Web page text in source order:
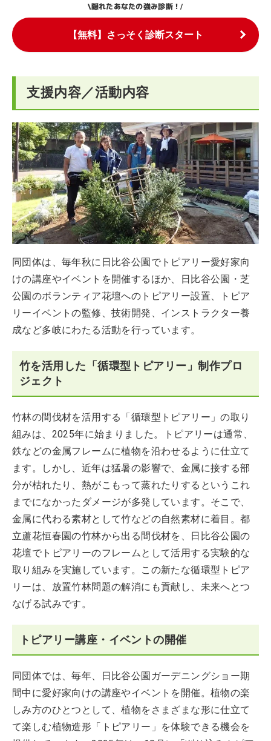
\隠れたあなたの強み診断！/
【無料】さっそく診断スタート
支援内容／活動内容
同団体は、毎年秋に日比谷公園でトピアリー愛好家向
けの講座やイベントを開催するほか、日比谷公園・芝
公園のボランティア花壇へのトピアリー設置、トピア
リーイベントの監修、技術開発、インストラクター養
成など多岐にわたる活動を行っています。
竹を活用した「循環型トピアリー」制作プロ
ジェクト
竹林の間伐材を活用する「循環型トピアリー」の取り
組みは、2025年に始まりました。トピアリーは通常、
鉄などの金属フレームに植物を沿わせるように仕立て
ます。しかし、近年は猛暑の影響で、金属に接する部
分が枯れたり、熱がこもって蒸れたりするというこれ
までになかったダメージが多発しています。そこで、
金属に代わる素材として竹などの自然素材に着目。都
立蘆花恒春園の竹林から出る間伐材を、日比谷公園の
花壇でトピアリーのフレームとして活用する実験的な
取り組みを実施しています。この新たな循環型トピア
リーは、放置竹林問題の解消にも貢献し、未来へとつ
なげる試みです。
トピアリー講座・イベントの開催
同団体では、毎年、日比谷公園ガーデニングショー期
間中に愛好家向けの講座やイベントを開催。植物の楽
しみ方のひとつとして、植物をさまざまな形に仕立て
て楽しむ植物造形「トピアリー」を体験できる機会を